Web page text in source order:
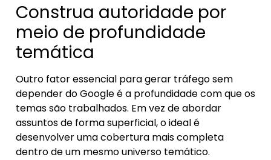
Construa autoridade por
meio de profundidade
temática
Outro fator essencial para gerar tráfego sem
depender do Google é a profundidade com que os
temas são trabalhados. Em vez de abordar
assuntos de forma superficial, o ideal é
desenvolver uma cobertura mais completa
dentro de um mesmo universo temático.